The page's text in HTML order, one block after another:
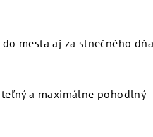
mesta aj za slnečného dňa
a maximálne pohodlný